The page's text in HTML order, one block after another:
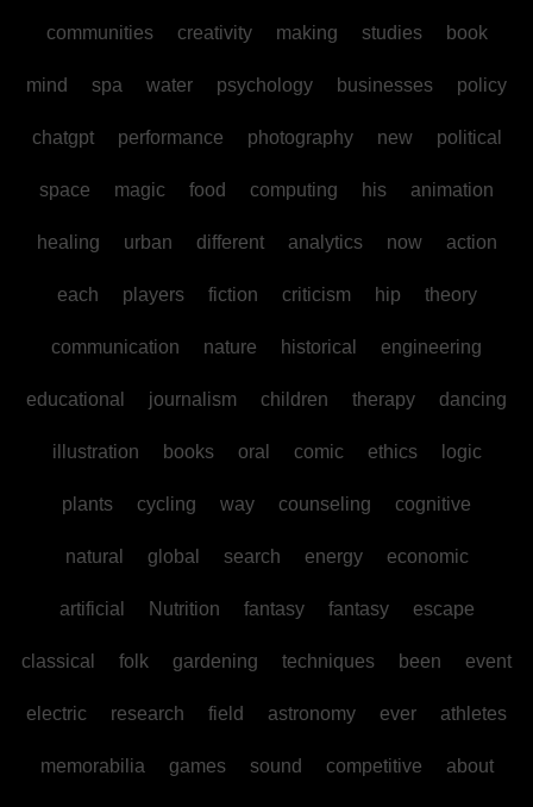
communities creativity making studies book
mind spa water psychology businesses policy
chatgpt performance photography new political
space magic food computing his animation
healing urban different analytics now action
each players fiction criticism hip theory
communication nature historical engineering
educational journalism children therapy dancing
illustration books oral comic ethics logic
plants cycling way counseling cognitive
natural global search energy economic
artificial Nutrition fantasy fantasy escape
classical folk gardening techniques been event
electric research field astronomy ever athletes
memorabilia games sound competitive about